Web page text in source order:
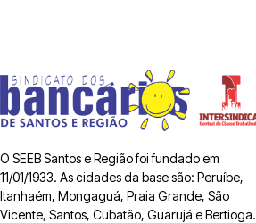
O SEEB Santos e Região foi fundado em
11/01/1933. As cidades da base são: Peruíbe,
Itanhaém, Mongaguá, Praia Grande, São
Vicente, Santos, Cubatão, Guarujá e Bertioga.